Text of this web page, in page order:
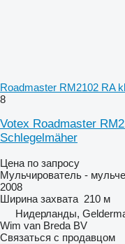
Roadmaster RM2102 RA
8
Votex Roadmaster
Schlegelmäher
Цена по запросу
Мульчирователь -
2008
Ширина захвата 210 м
Нидерланды,
Wim van Breda BV
Связаться с продавцом